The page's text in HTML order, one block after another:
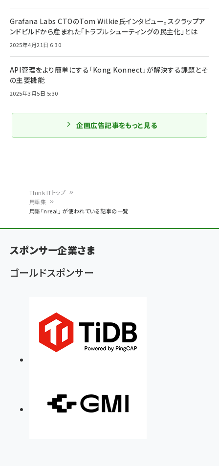
ン
く
ず
Think ITトップ
用語集
用語「nreal」 が使われている記事の一覧
Grafana Labs CTOのTom Wilkie氏インタビュー。スクラップア
ンドビルドから産まれた「トラブルシューティングの民主化」とは
2025年4月21日 6:30
API管理をより簡単にする「Kong Konnect」が解決する課題とそ
の主要機能
2025年3月5日 5:30
企画広告記事をもっと見る
スポンサー企業さま
ゴールドスポンサー